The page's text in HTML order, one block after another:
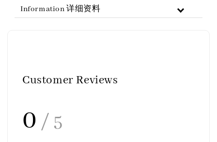
Information 详细资料
Customer Reviews
0 / 5